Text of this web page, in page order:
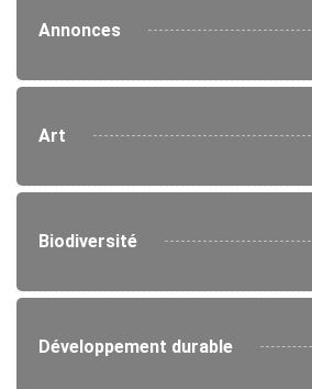
Annonces
Art
Biodiversité
Développement durable